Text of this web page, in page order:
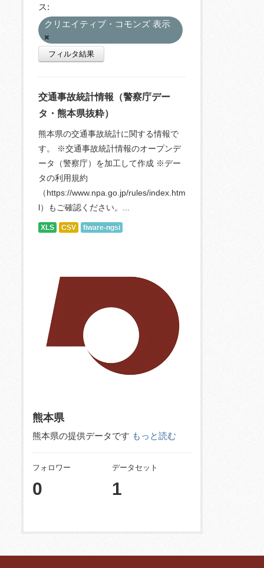
ス:
クリエイティブ・コモンズ 表示
フィルタ結果
交通事故統計情報（警察庁デー
タ・熊本県抜粋）
熊本県の交通事故統計に関する情報で
す。 ※交通事故統計情報のオープンデ
ータ（警察庁）を加工して作成 ※デー
タの利用規約
（https://www.npa.go.jp/rules/index.htm
l）もご確認ください。...
XLS CSV fiware-ngsi
熊本県
熊本県の提供データです もっと読む
フォロワー
0
データセット
1